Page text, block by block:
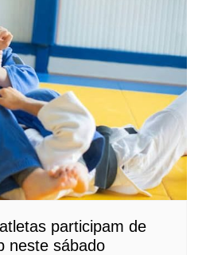
participam de
neste sábado